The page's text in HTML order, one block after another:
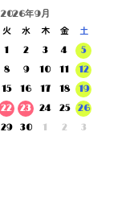
2026年9月
火 水 木 金
土
1 2 3 4
5
8 9 10 11
12
15 16 17 18
19
22 23 24 25
26
29 30 1 2 3